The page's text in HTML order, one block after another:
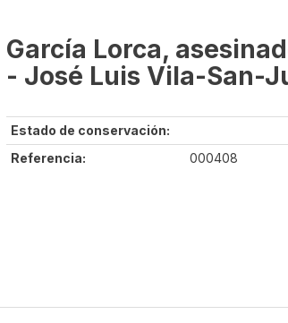
García Lorca,
- José Luis Vila-San-
Estado de conservación:
Referencia:
000408